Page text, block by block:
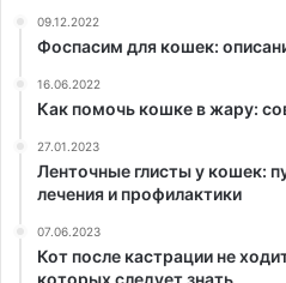
09.12.2022
Фоспасим для кошек:
16.06.2022
Как помочь кошке в жару:
27.01.2023
Ленточные глисты у кошек:
лечения и профилактики
07.06.2023
Кот после кастрации не